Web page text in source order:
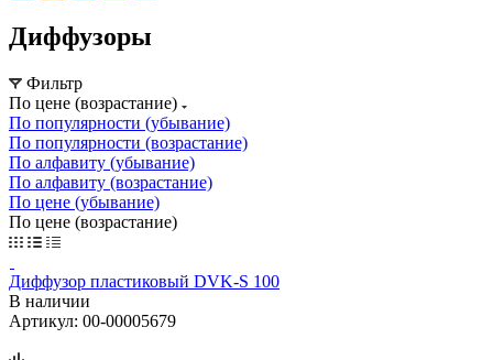
Диффузоры
Фильтр
По цене (возрастание)
По популярности (убывание)
По популярности (возрастание)
По алфавиту (убывание)
По алфавиту (возрастание)
По цене (убывание)
По цене (возрастание)
Диффузор пластиковый DVK‑S 100
В наличии
Артикул: 00-00005679